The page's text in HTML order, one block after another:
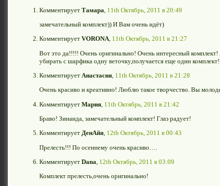
Комментирует Тамара 11th Октябрь, 2011 в 20:49
замечательный комплект)) И Вам очень идёт)
Комментирует VORONA, 11th Октябрь, 2011 в 21:27
Вот это да!!!!! Очень оригинально! Очень интересный
убирать с шарфика одну веточку,получается еще один
Комментирует Анастасия 11th Октябрь, 2011 в 21:28
Очень красиво и креативно! Люблю такое творчество. Вы
Комментирует Мария 11th Октябрь, 2011 в 21:42
Браво! Зинаида, замечательный комплект! Глаз радует!
Комментирует ДенАйя, 12th Октябрь, 2011 в 00:43
Прелесть!!! По осеннему очень красиво….
Комментирует Dana 12th Октябрь, 2011 в 03:09
Комплект прелесть,очень оригинально!